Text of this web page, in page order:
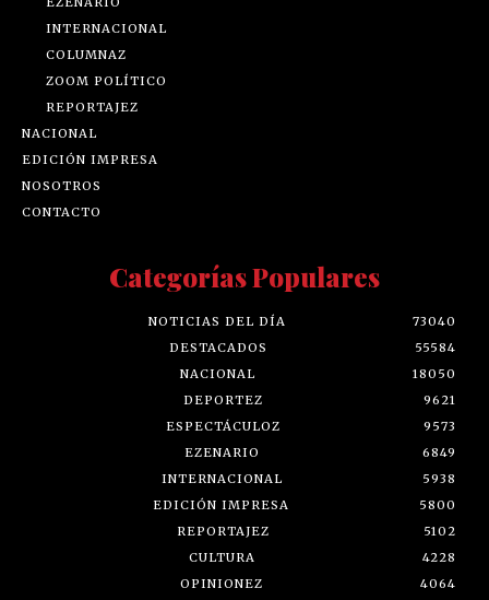
INTERNACIONAL
COLUMNAZ
ZOOM POLÍTICO
REPORTAJEZ
NACIONAL
EDICIÓN IMPRESA
NOSOTROS
CONTACTO
Categorías Populares
NOTICIAS DEL DÍA
73040
DESTACADOS
55584
NACIONAL
18050
DEPORTEZ
9621
ESPECTÁCULOZ
9573
EZENARIO
6849
INTERNACIONAL
5938
EDICIÓN IMPRESA
5800
REPORTAJEZ
5102
CULTURA
4228
OPINIONEZ
4064